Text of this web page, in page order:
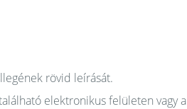
rövid leírását.
elektronikus felületen vagy a